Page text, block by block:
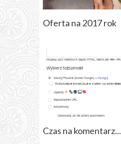
Oferta na 2017 rok
Czas na komentarz...